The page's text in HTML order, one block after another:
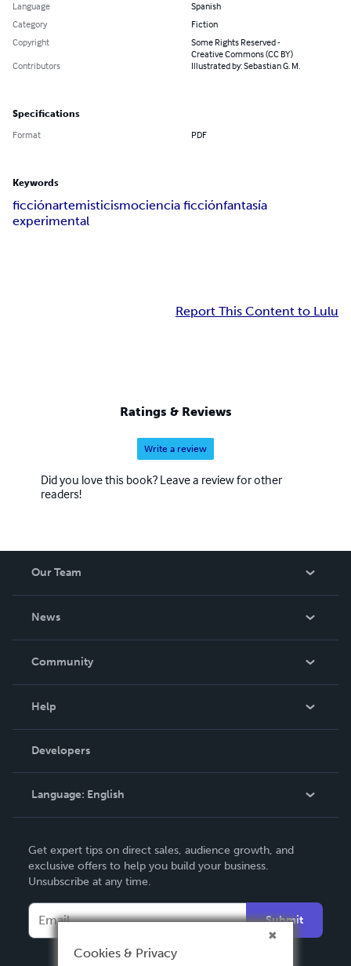
Language
Spanish
Category
Fiction
Copyright
Some Rights Reserved -
Creative Commons (CC BY)
Contributors
Illustrated by: Sebastian G. M.
Specifications
Format PDF
Keywords
ficciónartemisticismociencia ficciónfantasía
experimental
Report This Content to Lulu
Ratings & Reviews
Write a review
Did you love this book? Leave a review for other
readers!
Our Team
News
In The News
Community
Podcast
Help
Order Lookup
Knowledge Base
Contact Support
Developers
Language: English
Deutsch
Français
Italiano
Español
Get expert tips on direct sales, audience growth, and
exclusive offers to help you build your business.
Unsubscribe at any time.
Submit
Cookies & Privacy